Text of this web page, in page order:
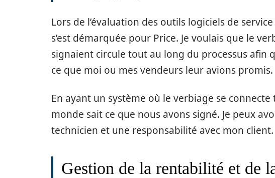
Lors de l’évaluation des outils logiciels de
s’est démarquée pour Price. Je voulais que le
signaient circule tout au long du processus afin
ce que moi ou mes vendeurs leur avions promis.
En ayant un système où le verbiage se
monde sait ce que nous avons signé. Je peux
technicien et une responsabilité avec mon client.
Gestion de la rentabilité et de